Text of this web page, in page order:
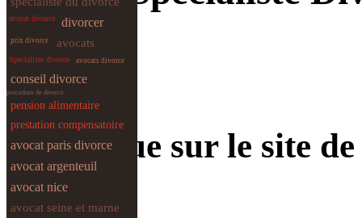
avocat divorce divorcer
prix divorce avocats
Specialiste divorce avocats divorce
conseil divorce
procedure de divorce
pension alimentaire
prestation compensatoire
avocat paris divorce
avocat argenteuil
avocat nice
avocat seine et marne
Goudjil
Bienvenue sur le site
Divorce